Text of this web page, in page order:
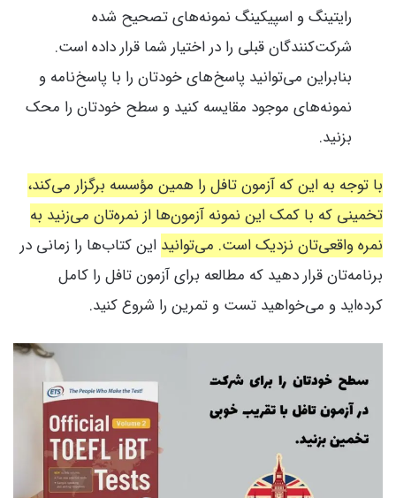
رایتینگ و اسپیکینگ نمونه‌های تصحیح شده
شرکت‌کنندگان قبلی را در اختیار شما قرار داده است.
بنابراین می‌توانید پاسخ‌های خودتان را با پاسخ‌نامه و
نمونه‌های موجود مقایسه کنید و سطح خودتان را محک
بزنید.
با توجه به این که آزمون تافل را همین مؤسسه برگزار می‌کند،
تخمینی که با کمک این نمونه آزمون‌ها از نمره‌تان می‌زنید به
نمره واقعی‌تان نزدیک است. می‌توانید این کتاب‌ها را زمانی در
برنامه‌تان قرار دهید که مطالعه برای آزمون تافل را کامل
کرده‌اید و می‌خواهید تست و تمرین را شروع کنید.